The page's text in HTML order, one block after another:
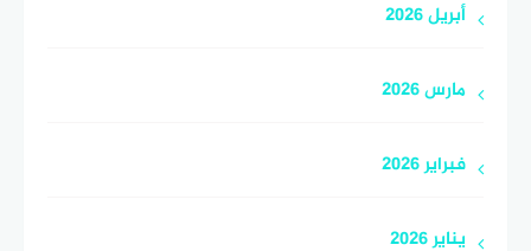
أبريل 2026
مارس 2026
فبراير 2026
يناير 2026